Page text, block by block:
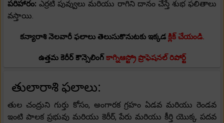
పరిహారం:ఎర్రటి పువ్వులు మరియు రాగిని దానం చేస్తే శుభ ఫలితాలు
వస్తాయి.
కన్యారాశి నెలవారీ ఫలాలు తెలుసుకొనుటకు ఇక్కడక్లిక్ చేయండి.
ఉత్తమ కెరీర్ కౌన్సెలింగ్ కాగ్నిఆస్ట్రో ప్రొఫెషనల్ రిపోర్ట్
తులారాశి ఫలాలు:
తుల చంద్రుని గుర్తు కోసం, అంగారక గ్రహం ఏడవ మరియు రెండవ
ఇంటి పాలక ప్రభువు మరియు కెరీర్, పేరు మరియు కీర్తి యొక్క పదవ